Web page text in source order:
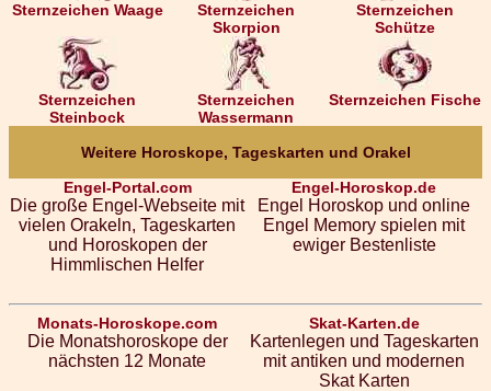
Sternzeichen Waage
Sternzeichen
Skorpion
Sternzeichen
Schütze
Sternzeichen
Steinbock
Sternzeichen
Wassermann
Sternzeichen Fische
Weitere Horoskope, Tageskarten und Orakel
Engel-Portal.com
Die große Engel-Webseite mit
vielen Orakeln, Tageskarten
und Horoskopen der
Himmlischen Helfer
Engel-Horoskop.de
Engel Horoskop und online
Engel Memory spielen mit
ewiger Bestenliste
Monats-Horoskope.com
Die Monatshoroskope der
nächsten 12 Monate
Skat-Karten.de
Kartenlegen und Tageskarten
mit antiken und modernen
Skat Karten